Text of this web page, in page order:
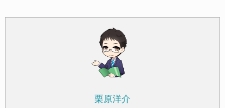
栗原洋介